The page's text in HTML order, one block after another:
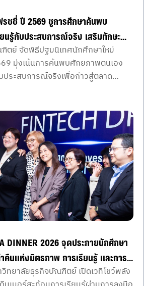
รชชี่ ปี 2569 ชูการศึกษาค้นพบ
นรู้กับประสบการณ์จริง เสริมทักษะ
โลกการทำงานอนาคต
ตย์ จัดพิธีปฐมนิเทศนักศึกษาใหม่
มุ่งเน้นการค้นพบศักยภาพตนเอง
ประสบการณ์จริงเพื่อก้าวสู่ตลาด
DINNER 2026 จุดประกายนักศึกษา
คืนแห่งมิตรภาพ การเรียนรู้ และการ
ทยาลัยธุรกิจบัณฑิตย์ เปิดเวทีโชว์พลัง